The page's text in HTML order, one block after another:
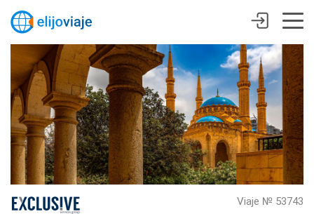
Viaje № 53743